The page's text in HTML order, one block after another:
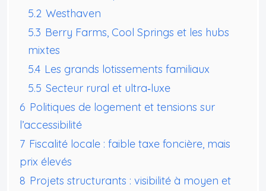
5.2 Westhaven
5.3 Berry Farms, Cool Springs et les hubs
mixtes
5.4 Les grands lotissements familiaux
5.5 Secteur rural et ultra‑luxe
6 Politiques de logement et tensions sur
l’accessibilité
7 Fiscalité locale : faible taxe foncière, mais
prix élevés
8 Projets structurants : visibilité à moyen et